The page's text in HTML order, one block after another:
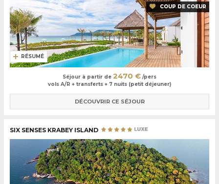
COUP DE COEUR
RÉSUMÉ
Séjour à partir de 2470 € /pers
vols A/R + transferts + 7 nuits (petit déjeuner)
DÉCOUVRIR CE SÉJOUR
SIX SENSES KRABEY ISLAND